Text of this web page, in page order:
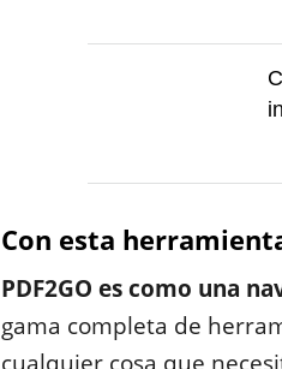
Con esta
PDF2GO es como una
gama completa de